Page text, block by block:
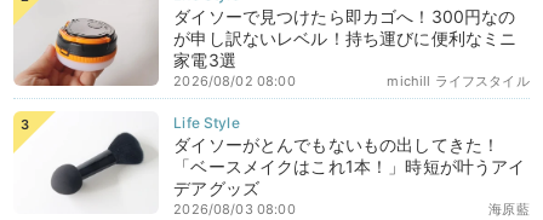
ダイソーで見つけたら即カゴへ！300円なの
が申し訳ないレベル！持ち運びに便利なミニ
家電3選
michill ライフスタイル
2026/08/02 08:00
ダイソーがとんでもないもの出してきた！
「ベースメイクはこれ1本！」時短が叶うアイ
デアグッズ
海原藍
2026/08/03 08:00